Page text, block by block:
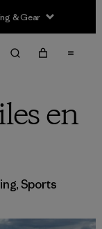
& Gear
en
,Sports